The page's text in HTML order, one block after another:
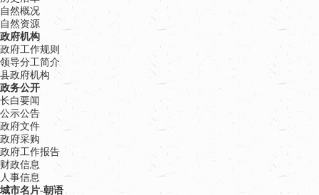
自然概况
自然资源
政府机构
政府工作规则
领导分工简介
县政府机构
政务公开
长白要闻
公示公告
政府文件
政府采购
政府工作报告
财政信息
人事信息
城市名片-朝语